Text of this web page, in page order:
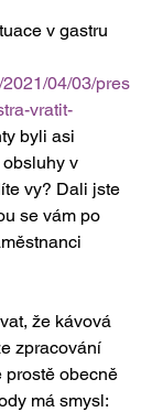
v gastru
04/03/pres
vratit-
byli asi
v
vy? Dali jste
se vám po
že kávová
zpracování
prostě obecně
má smysl: